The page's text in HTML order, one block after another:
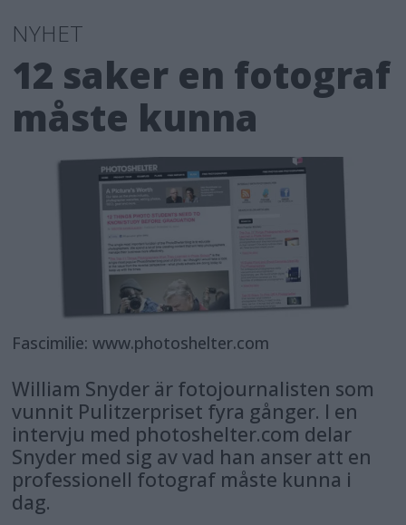
NYHET
12 saker en fotograf
måste kunna
Fascimilie: www.photoshelter.com
William Snyder är fotojournalisten som
vunnit Pulitzerpriset fyra gånger. I en
intervju med photoshelter.com delar
Snyder med sig av vad han anser att en
professionell fotograf måste kunna i
dag.